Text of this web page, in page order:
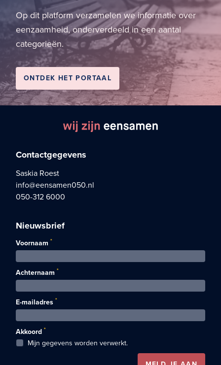
Op dit platform verzamelen we informatie over
eenzaamheid, onderverdeeld in een aantal
categorieën.
ONTDEK HET PORTAAL
Contactgegevens
Saskia Roest
info@eensamen050.nl
050-312 6000
Nieuwsbrief
Voornaam *
Achternaam *
E-mailadres *
Akkoord *
Mijn gegevens worden verwerkt.